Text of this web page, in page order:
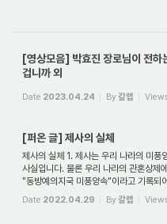
[영상모음] 박효진 장로님이 전하
겁니까 외
Date 2023.04.24 By갈렙
[퍼온 글] 제사의 실체
제사의 실체 1. 제사는 우리 나라의 미풍
사실입니다. 물론 우리 나라의 관혼상제
"동방예의지국 미풍양속"이라고 기록되
Date 2022.04.29 By갈렙